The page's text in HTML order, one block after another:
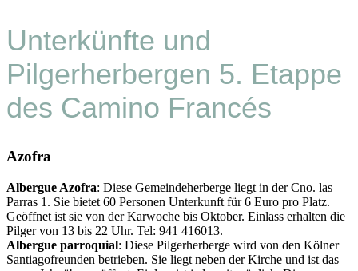
Unterkünfte und
Pilgerherbergen 5. Etappe
des Camino Francés
Azofra
Albergue Azofra: Diese Gemeindeherberge liegt in der Cno. las
Parras 1. Sie bietet 60 Personen Unterkunft für 6 Euro pro Platz.
Geöffnet ist sie von der Karwoche bis Oktober. Einlass erhalten die
Pilger von 13 bis 22 Uhr. Tel: 941 416013.
Albergue parroquial: Diese Pilgerherberge wird von den Kölner
Santiagofreunden betrieben. Sie liegt neben der Kirche und ist das